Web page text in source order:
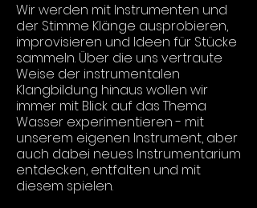
Wir werden mit Instrumenten und
der Stimme Klänge ausprobieren,
improvisieren und Ideen für Stücke
sammeln. Über die uns vertraute
Weise der instrumentalen
Klangbildung hinaus wollen wir
immer mit Blick auf das Thema
Wasser experimentieren - mit
unserem eigenen Instrument, aber
auch dabei neues Instrumentarium
entdecken, entfalten und mit
diesem spielen.